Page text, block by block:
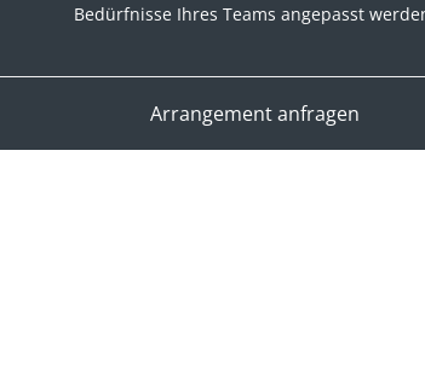
Bedürfnisse Ihres Teams angepasst
Arrangement anfragen